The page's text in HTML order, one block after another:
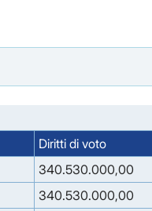
Diritti di voto
340.530.000,00
340.530.000,00